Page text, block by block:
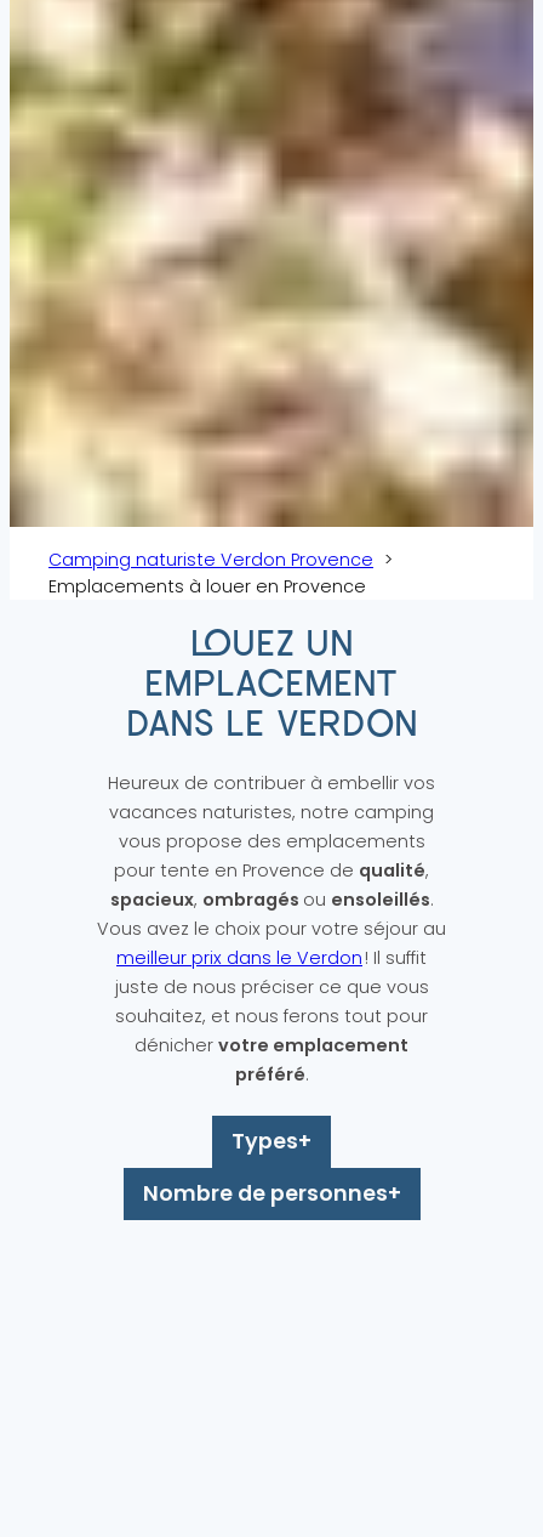
Camping naturiste Verdon Provence
Emplacements à louer en Provence
LOUEZ UN
EMPLACEMENT
DANS LE VERDON
Heureux de contribuer à embellir vos
vacances naturistes, notre camping
vous propose des emplacements
pour tente en Provence de qualité,
spacieux, ombragés ou ensoleillés.
Vous avez le choix pour votre séjour au
meilleur prix dans le Verdon ! Il suffit
juste de nous préciser ce que vous
souhaitez, et nous ferons tout pour
dénicher votre emplacement
préféré.
Types
Nombre de personnes